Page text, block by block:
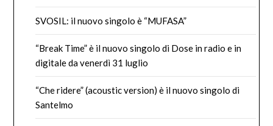
SVOSIL: il nuovo singolo è “MUFASA”
“Break Time” è il nuovo singolo di Dose in radio e in
digitale da venerdì 31 luglio
“Che ridere” (acoustic version) è il nuovo singolo di
Santelmo